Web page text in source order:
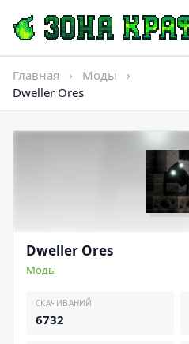
Главная › Моды
›
Dweller Ores
Dweller Ores
Моды
СКАЧИВАНИЙ
6732